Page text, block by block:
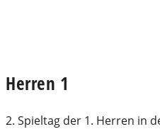
Herren 1
2. Spieltag der 1. Herren in